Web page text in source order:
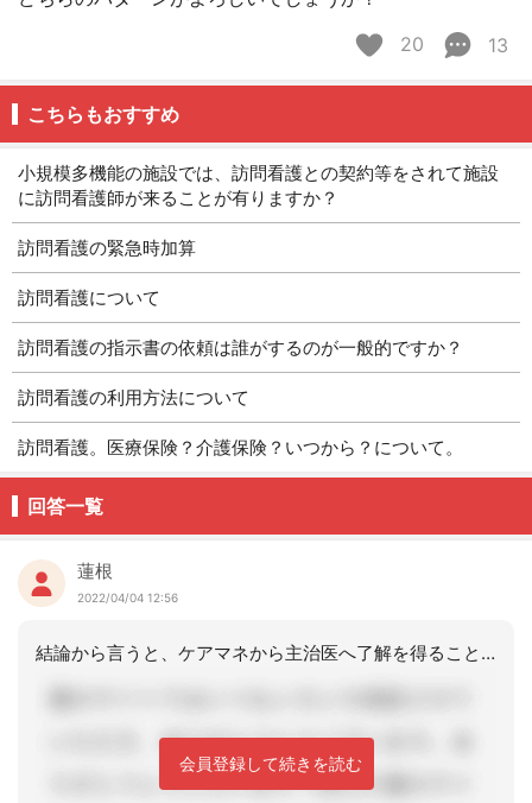
20
13
こちらもおすすめ
小規模多機能の施設では、訪問看護との契約等をされて施設
に訪問看護師が来ることが有りますか？
訪問看護の緊急時加算
訪問看護について
訪問看護の指示書の依頼は誰がするのが一般的ですか？
訪問看護の利用方法について
訪問看護。医療保険？介護保険？いつから？について。
回答一覧
蓮根
2022/04/04 12:56
結論から言うと、ケアマネから主治医へ了解を得ることを優先される方が良いと思います
会員登録して続きを読む